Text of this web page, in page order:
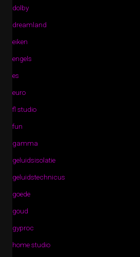
dolby
dreamland
eiken
engels
es
euro
fl studio
fun
gamma
geluidsisolatie
geluidstechnicus
goede
goud
gyproc
home studio